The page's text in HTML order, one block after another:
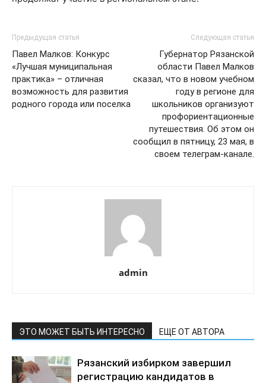
Предыдущая статья
Павел Малков: Конкурс
«Лучшая муниципальная
практика» – отличная
возможность для развития
родного города или поселка
Следующая статья
Губернатор Рязанской
области Павел Малков
сказал, что в новом учебном
году в регионе для
школьников организуют
профориентационные
путешествия. Об этом он
сообщил в пятницу, 23 мая, в
своем телеграм-канале.
admin
ЭТО МОЖЕТ БЫТЬ ИНТЕРЕСНО ЕЩЕ ОТ АВТОРА
Рязанский избирком завершил
регистрацию кандидатов в